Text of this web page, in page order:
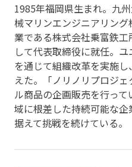
1985年福岡県生まれ。九
械マリンエンジニアリン
業である株式会社乗富鉄
して代表取締役に就任。
を通じて組織改革を実施
えた。「ノリノリプロジ
ル商品の企画販売を行っ
域に根差した持続可能な
据えて挑戦を続けている。